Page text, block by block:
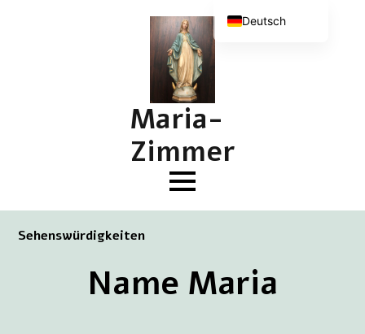
Maria-
Zimmer
Sehenswürdigkeiten
Name Maria
Deutsch